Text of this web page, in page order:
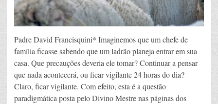
Padre David Francisquini* Imaginemos que um chefe de
família ficasse sabendo que um ladrão planeja entrar em sua
casa. Que precauções deveria ele tomar? Continuar a pensar
que nada acontecerá, ou ficar vigilante 24 horas do dia?
Claro, ficar vigilante. Com efeito, esta é a questão
paradigmática posta pelo Divino Mestre nas páginas dos